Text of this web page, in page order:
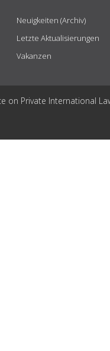
Neuigkeiten (Archiv)
Letzte Aktualisierungen
Vakanzen
on Private International